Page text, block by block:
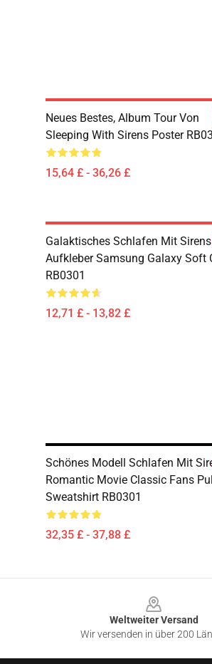
Neues Bestes, Album Tour Von
Sleeping With Sirens Poster
15,64 £ - 36,26 £
Galaktisches Schlafen Mit Sirens
Aufkleber Samsung Galaxy Soft
RB0301
12,71 £ - 13,82 £
Schönes Modell Schlafen Mit
Romantic Movie Classic Fans
Sweatshirt RB0301
32,35 £ - 37,88 £
Weltweiter Versand
Wir versenden in über 200